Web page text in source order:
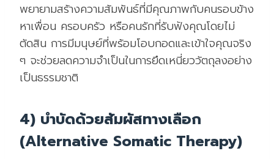
พยายามสร้างความสัมพันธ์ที่มีคุณภาพกับคนรอบข้าง
หาเพื่อน ครอบครัว หรือคนรักที่รับฟังคุณโดยไม่
ตัดสิน การมีมนุษย์ที่พร้อมโอบกอดและเข้าใจคุณจริง
ๆ จะช่วยลดความจำเป็นในการยึดเหนี่ยววัตถุลงอย่าง
เป็นธรรมชาติ
4) บำบัดด้วยสัมผัสทางเลือก
(Alternative Somatic Therapy)